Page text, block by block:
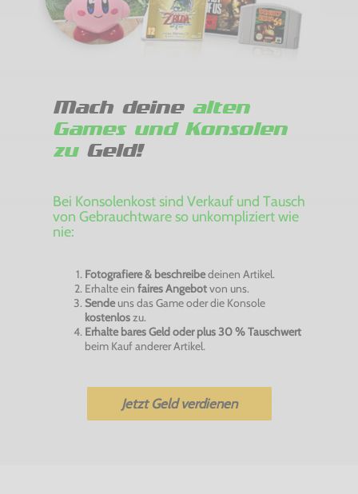
Mach deine alten
Games und Konsolen
zuGeld!
Bei Konsolenkost sind Verkauf und Tausch
von Gebrauchtware so unkompliziert wie
nie:
Fotografiere & beschreibedeinen Artikel.
Erhalte ein faires Angebotvon uns.
Sendeuns das Game oder die Konsole
kostenloszu.
Erhalte bares Geld oder plus 30 % Tauschwert
beim Kauf anderer Artikel.
Jetzt Geld verdienen